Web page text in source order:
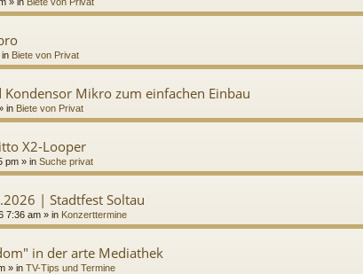
in Biete von Privat
Kondensor Mikro zum einfachen Einbau
in Biete von Privat
X2-Looper
pm » in Suche privat
| Stadtfest Soltau
7:36 am » in Konzerttermine
in der arte Mediathek
» in TV-Tips und Termine